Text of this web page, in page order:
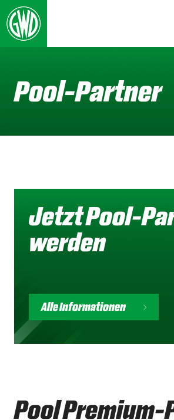
Pool-Partner
Jetzt Pool-
werden
Alle Informationen
Pool